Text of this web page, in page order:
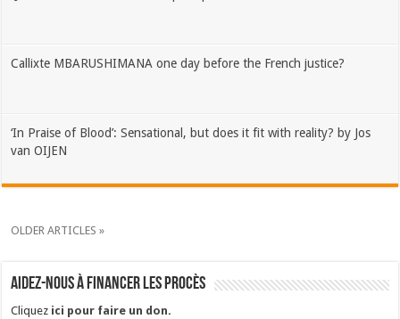
Callixte MBARUSHIMANA one day before the French justice?
‘In Praise of Blood’: Sensational, but does it fit with reality? by Jos
van OIJEN
OLDER ARTICLES »
Aidez-nous à financer les procès
Cliquez ici pour faire un don.